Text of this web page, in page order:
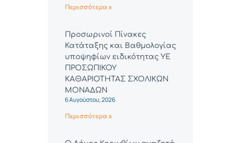
Περισσότερα »
Προσωρινοί Πίνακες
Κατάταξης και Βαθμολογίας
υποψηφίων ειδικότητας ΥΕ
ΠΡΟΣΩΠΙΚΟΥ
ΚΑΘΑΡΙΟΤΗΤΑΣ ΣΧΟΛΙΚΩΝ
ΜΟΝΑΔΩΝ
6 Αυγούστου, 2026
Περισσότερα »